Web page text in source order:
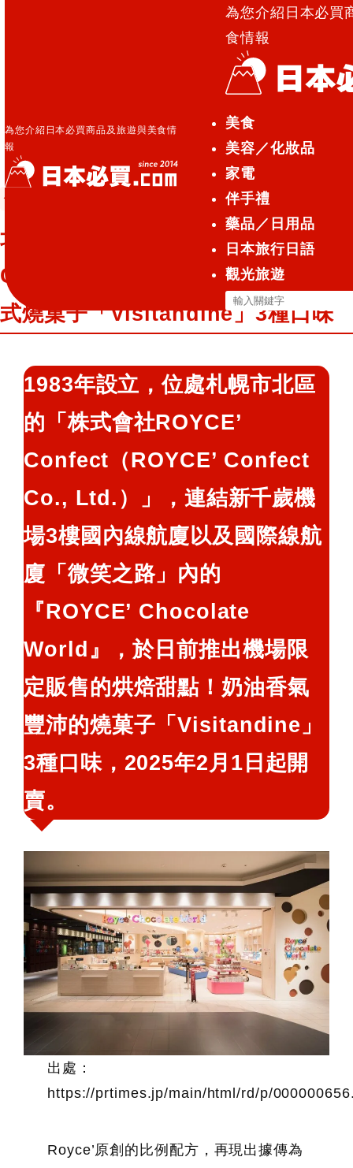
為您介紹日本必買商品及旅遊與美食情
報
為您介紹日本必買
食情報
美食
美容／化妝品
家電
伴手禮
藥品／日用品
日本旅行日語
觀光旅遊
搜
尋
鍵
字:
Chocolate World』限定販售！法式燒菓子
「Visitandine」3種口味
伴手禮
北海道‧新千歲機場『ROYCE’
Chocolate World』限定販售！法
式燒菓子「Visitandine」3種口味
1983年設立，位處札幌市北區
的「株式會社ROYCE’
Confect（ROYCE’ Confect
Co., Ltd.）」，連結新千歲機
場3樓國內線航廈以及國際線航
廈「微笑之路」內的
『ROYCE’ Chocolate
World』，於日前推出機場限
定販售的烘焙甜點！奶油香氣
豐沛的燒菓子「Visitandine」
3種口味，2025年2月1日起開
賣。
出處：
https://prtimes.jp/main/html/rd/p/
Royce’原創的比例配方，再現出據傳為